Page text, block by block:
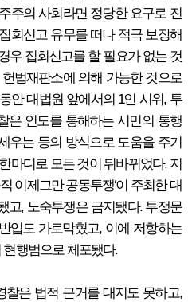
주의 사회라면 정당한 요구로 진
회신고 유무를 떠나 적극 보장해
우 집회신고를 할 필요가 없는 것
법재판소에 의해 가능한 것으로
안 대법원 앞에서의 1인 시위, 투
은 인도를 통해하는 시민의 통행
우는 등의 방식으로 도움을 주기
마디로 모든 것이 뒤바뀌었다. 지
이제그만 공동투쟁‘이 주최한 대
고, 노숙투쟁은 금지됐다. 투쟁문
입도 가로막혔고, 이에 저항하는
현행범으로 체포됐다.
은 법적 근거를 대지도 못하고,